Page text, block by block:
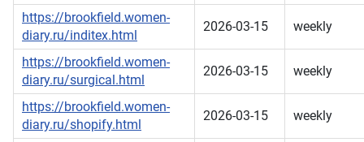
https://brookfield.women-
diary.ru/inditex.html
2026-03-15 weekly
https://brookfield.women-
diary.ru/surgical.html
2026-03-15 weekly
https://brookfield.women-
diary.ru/shopify.html
2026-03-15 weekly